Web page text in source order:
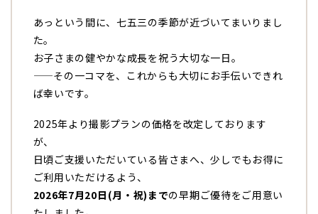
あっという間に、七五三の季節が近づいてまいりまし
た。
お子さまの健やかな成長を祝う大切な一日。
——その一コマを、これからも大切にお手伝いできれ
ば幸いです。
2025年より撮影プランの価格を改定しております
が、
日頃ご支援いただいている皆さまへ、少しでもお得に
ご利用いただけるよう、
2026年7月20日(月・祝)までの早期ご優待をご用意い